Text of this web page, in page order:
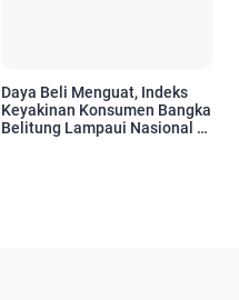
Daya Beli Menguat, Indeks
Keyakinan Konsumen Bangka
Belitung Lampaui Nasional di